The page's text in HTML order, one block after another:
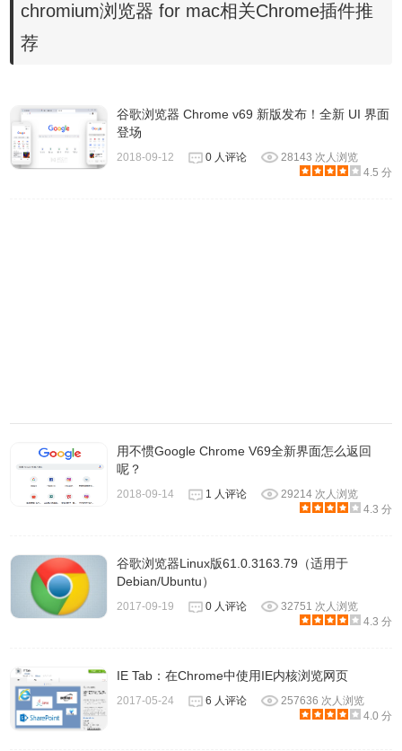
Chromium浏览器安装方法
3.chromium浏览器安装完成。
chromium浏览器 for mac相关Chrome插件推
荐
谷歌浏览器 Chrome v69 新版发布！全新 UI 界面
登场
2018-09-12 0 人评论
28143 次人浏览
4.5 分
用不惯Google Chrome V69全新界面怎么返回
呢？
2018-09-14 1 人评论
29214 次人浏览
4.3 分
谷歌浏览器Linux版61.0.3163.79（适用于
Debian/Ubuntu）
2017-09-19 0 人评论
32751 次人浏览
4.3 分
IE Tab：在Chrome中使用IE内核浏览网页
2017-05-24 6 人评论
257636 次人浏览
4.0 分